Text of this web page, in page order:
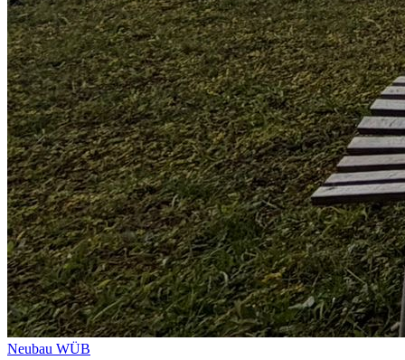
Neubau WÜB